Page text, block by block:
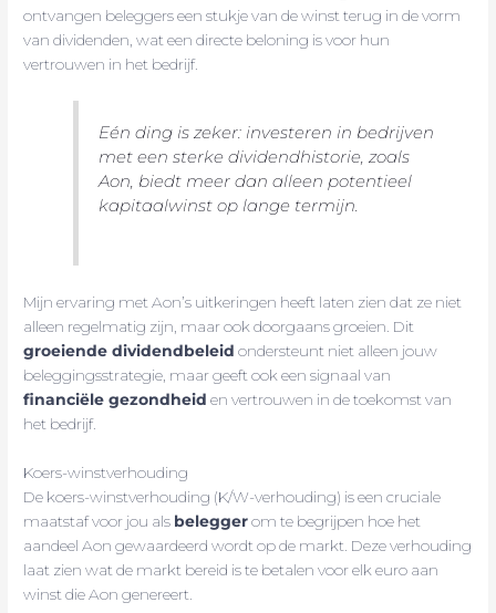
ontvangen beleggers een stukje van de winst terug in de vorm
van dividenden, wat een directe beloning is voor hun
vertrouwen in het bedrijf.
Eén ding is zeker: investeren in bedrijven
met een sterke dividendhistorie, zoals
Aon, biedt meer dan alleen potentieel
kapitaalwinst op lange termijn.
Mijn ervaring met Aon’s uitkeringen heeft laten zien dat ze niet
alleen regelmatig zijn, maar ook doorgaans groeien. Dit
groeiende dividendbeleid ondersteunt niet alleen jouw
beleggingsstrategie, maar geeft ook een signaal van
financiële gezondheid en vertrouwen in de toekomst van
het bedrijf.
Koers-winstverhouding
De koers-winstverhouding (K/W-verhouding) is een cruciale
maatstaf voor jou als beleggerom te begrijpen hoe het
aandeel Aon gewaardeerd wordt op de markt. Deze verhouding
laat zien wat de markt bereid is te betalen voor elk euro aan
winst die Aon genereert.